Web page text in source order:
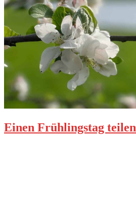
Einen Frühlingstag teilen